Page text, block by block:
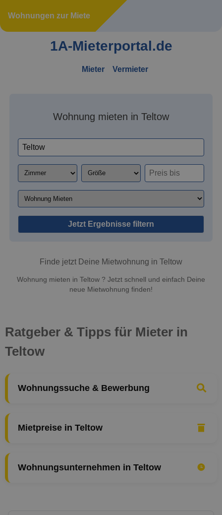
Wohnungen zur Miete
1A-Mieterportal.de
Mieter Vermieter
Wohnung mieten in Teltow
Jetzt Ergebnisse filtern
Finde jetzt Deine Mietwohnung in Teltow
Wohnung mieten in Teltow ? Jetzt schnell und einfach Deine
neue Mietwohnung finden!
Ratgeber & Tipps für Mieter in
Teltow
Wohnungssuche & Bewerbung
Mietpreise in Teltow
Wohnungsunternehmen in Teltow